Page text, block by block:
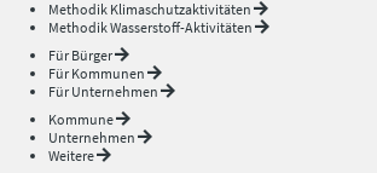
Methodik Klimaschutzaktivitäten
Methodik Wasserstoff-Aktivitäten
Für Bürger
Für Kommunen
Für Unternehmen
Kommune
Unternehmen
Weitere